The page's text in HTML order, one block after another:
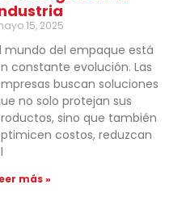
15, 2025
mundo del empaque está
constante evolución. Las
buscan soluciones
no solo protejan sus
sino que también
costos, reduzcan
más »